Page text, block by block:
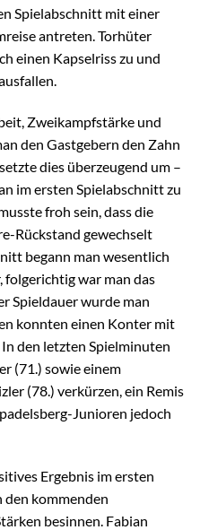
Spielabschnitt mit einer
antreten. Torhüter
einen Kapselriss zu und
Zweikampfstärke und
den Gastgebern den Zahn
dies überzeugend um –
im ersten Spielabschnitt zu
froh sein, dass die
Rückstand gewechselt
begann man wesentlich
war man das
Spieldauer wurde man
konnten einen Konter mit
den letzten Spielminuten
(71.) sowie einem
(78.) verkürzen, ein Remis
Junioren jedoch
Ergebnis im ersten
den kommenden
besinnen. Fabian